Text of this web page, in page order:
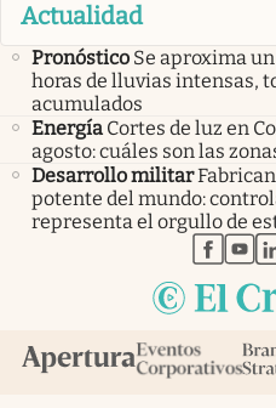
Actualidad
Pronóstico Se aproxima
horas de lluvias intensas,
acumulados
Energía Cortes de luz en
agosto: cuáles son las
Desarrollo militar
potente del mundo:
representa el orgullo de
abre